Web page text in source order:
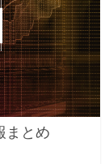
まとめ